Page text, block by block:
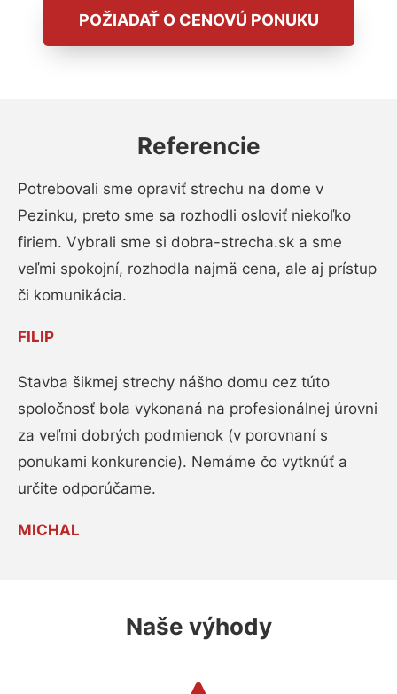
POŽIADAŤ O CENOVÚ PONUKU
Referencie
Potrebovali sme opraviť strechu na dome v
Pezinku, preto sme sa rozhodli osloviť niekoľko
firiem. Vybrali sme si dobra-strecha.sk a sme
veľmi spokojní, rozhodla najmä cena, ale aj prístup
či komunikácia.
FILIP
Stavba šikmej strechy nášho domu cez túto
spoločnosť bola vykonaná na profesionálnej úrovni
za veľmi dobrých podmienok (v porovnaní s
ponukami konkurencie). Nemáme čo vytknúť a
určite odporúčame.
MICHAL
Naše výhody